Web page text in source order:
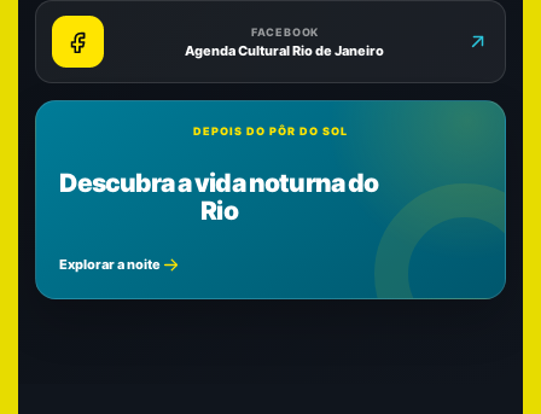
FACEBOOK
Agenda Cultural Rio de Janeiro
DEPOIS DO PÔR DO SOL
Descubra a vida noturna do
Rio
Explorar a noite